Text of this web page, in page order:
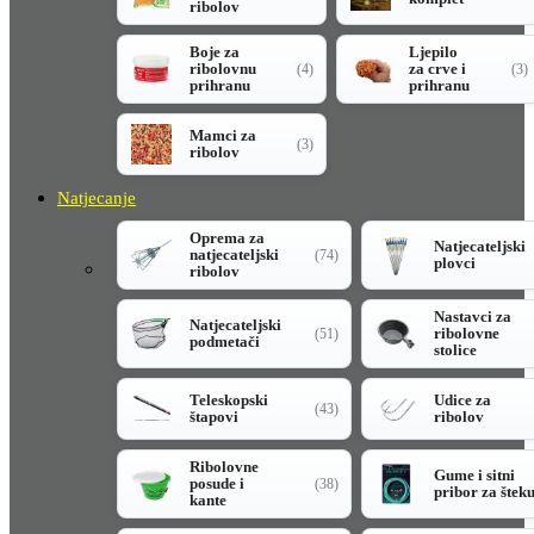
ribolov
Boje za
ribolovnu
prihranu
(4)
Ljepilo
za crve i
prihranu
(3)
Mamci za
ribolov
(3)
Natjecanje
Oprema za
natjecateljski
ribolov
(74)
Natjecateljski
plovci
Natjecateljski
podmetači
(51)
Nastavci za
ribolovne
stolice
Teleskopski
štapovi
(43)
Udice za
ribolov
Ribolovne
posude i
kante
(38)
Gume i sitni
pribor za šteku